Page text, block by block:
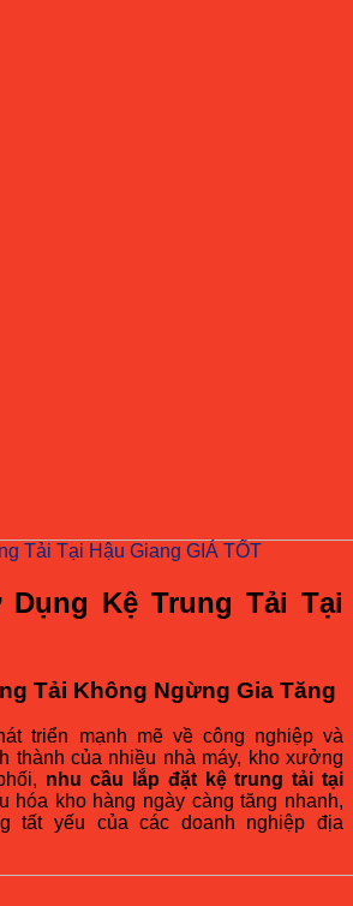
Tải Tại Hậu Giang GIÁ TỐT
Dụng Kệ Trung Tải Tại
Tải Không Ngừng Gia Tăng
triển mạnh mẽ về công nghiệp và
thành của nhiều nhà máy, kho xưởng
nhu cầu lắp đặt kệ trung tải tại
hóa kho hàng ngày càng tăng nhanh,
tất yếu của các doanh nghiệp địa